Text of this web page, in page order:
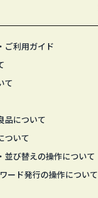
ご利用ガイド
て
品について
ついて
並び替えの操作について
ード発行の操作について